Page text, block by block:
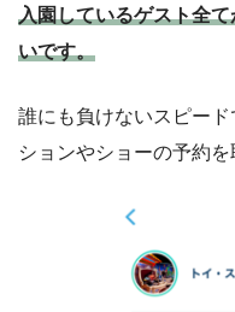
入園しているゲスト全
いです。
誰にも負けないスピー
ションやショーの予約を